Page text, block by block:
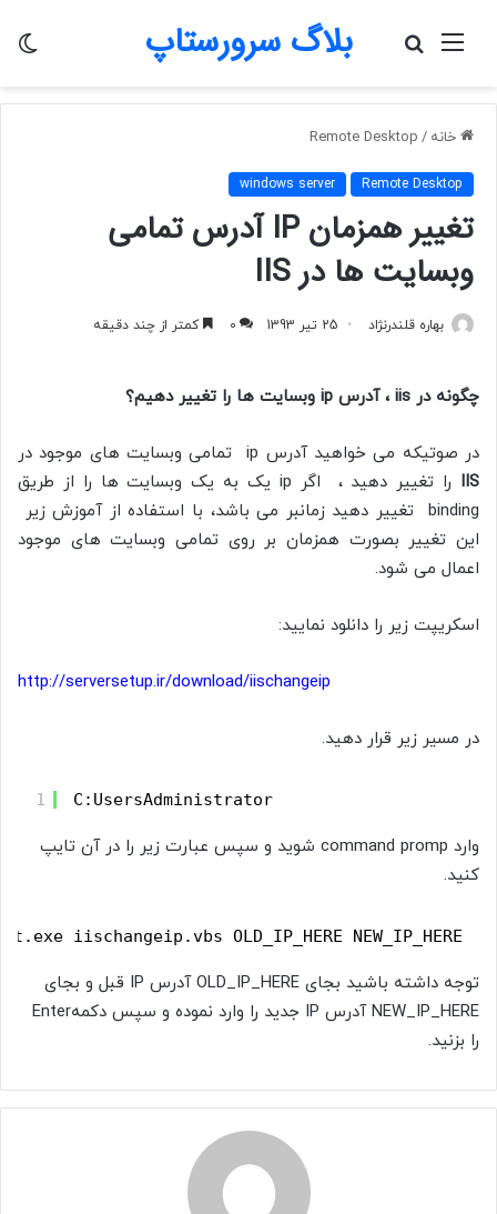
بلاگ سرورستاپ منو
جستجو
خانه /
Remote Desktop
Remote Desktop
windows server
تغییر همزمان IP آدرس تمامی
وبسایت ها در IIS
بهاره قلندرنژاد 25 تیر 1393 0 کمتر از چند دقیقه
چگونه در iis ، آدرس ip وبسایت ها را تغییر دهیم؟
‫در صوتیکه می خواهید آدرس ip تمامی وبسایت های موجود در
IIS
را تغییر دهید ، اگر ip یک به یک وبسایت ها را از طریق
binding تغییر دهید زمانبر می باشد، با استفاده از آموزش زیر
این تغییر بصورت همزمان بر روی تمامی وبسایت های موجود
اعمال می شود.
اسکریپت زیر را دانلود نمایید:
http://serversetup.ir/download/iischangeip
در مسیر زیر قرار دهید.
1 C:UsersAdministrator
وارد command promp شوید و سپس عبارت زیر را در آن تایپ
کنید.
iischangeip.vbs OLD_IP_HERE NEW_IP_HERE
‫توجه داشته باشید بجای OLD_IP_HERE آدرس IP قبل و بجای
را بزنید.